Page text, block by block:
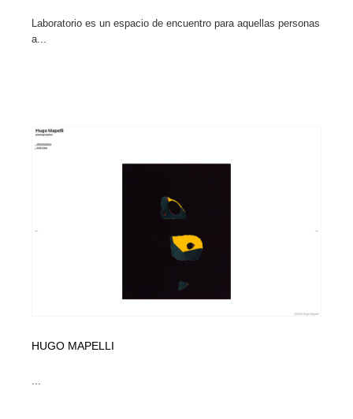
Laboratorio es un espacio de encuentro para aquellas personas
a...
HUGO MAPELLI